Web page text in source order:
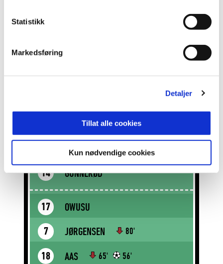
Statistikk
Markedsføring
Detaljer
Tillat alle cookies
Kun nødvendige cookies
JOHANSEN
BACCAY
14 GUNNERØD
17 OWUSU
7 JØRGENSEN 80'
18 AAS 65' 56'